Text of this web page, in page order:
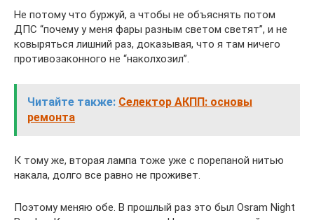
Не потому что буржуй, а чтобы не объяснять потом
ДПС “почему у меня фары разным светом светят”, и не
ковыряться лишний раз, доказывая, что я там ничего
противозаконного не “наколхозил”.
Читайте также: Селектор АКПП: основы
ремонта
К тому же, вторая лампа тоже уже с порепаной нитью
накала, долго все равно не проживет.
Поэтому меняю обе. В прошлый раз это был Osram Night